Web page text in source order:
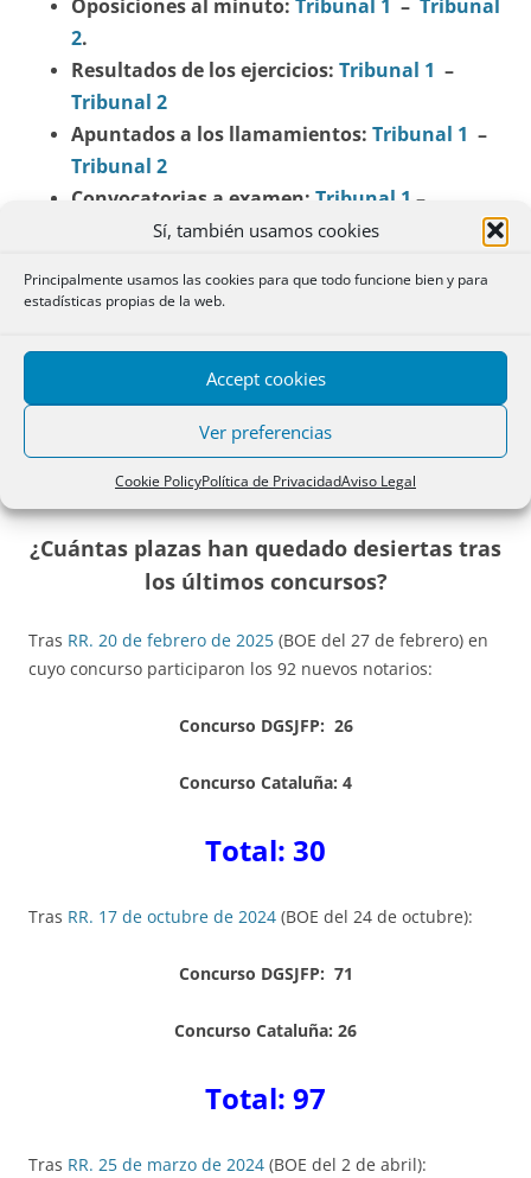
Sí, también usamos cookies
Principalmente usamos las cookies para que todo funcione bien y para
estadísticas propias de la web.
Accept cookies
Ver preferencias
Cookie PolicyPolítica de PrivacidadAviso Legal
Oposiciones al minuto: Tribunal 1 – Tribunal
2.
Resultados de los ejercicios: Tribunal 1 –
Tribunal 2
Apuntados a los llamamientos: Tribunal 1 –
Tribunal 2
Convocatorias a examen: Tribunal 1 –
Tribunal 2
COMPARATIVA TEMARIOS (archivo de 2015)
ARTÍCULOS DEL REGLAMENTO NOTARIAL
SECCIÓN OPOSITORES
¿Cuántas plazas han quedado desiertas tras
los últimos concursos?
Tras RR. 20 de febrero de 2025 (BOE del 27 de febrero) en
cuyo concurso participaron los 92 nuevos notarios:
Concurso DGSJFP: 26
Concurso Cataluña: 4
Total: 30
Tras RR. 17 de octubre de 2024 (BOE del 24 de octubre):
Concurso DGSJFP: 71
Concurso Cataluña: 26
Total: 97
Tras RR. 25 de marzo de 2024 (BOE del 2 de abril):